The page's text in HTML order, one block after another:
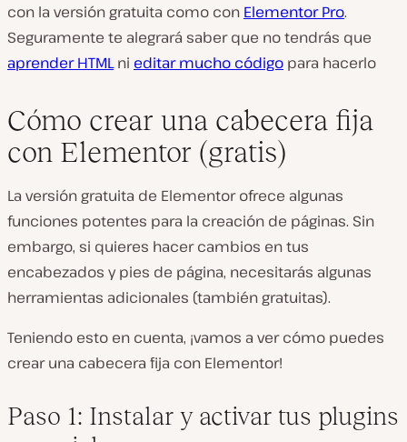
con la versión gratuita como con Elementor Pro.
Seguramente te alegrará saber que no tendrás que
aprender HTMLni editar mucho código para hacerlo
Cómo crear una cabecera fija
con Elementor (gratis)
La versión gratuita de Elementor ofrece algunas
funciones potentes para la creación de páginas. Sin
embargo, si quieres hacer cambios en tus
encabezados y pies de página, necesitarás algunas
herramientas adicionales (también gratuitas).
Teniendo esto en cuenta, ¡vamos a ver cómo puedes
crear una cabecera fija con Elementor!
Paso 1: Instalar y activar tus plugins